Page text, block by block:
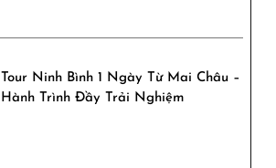
Tour Ninh Bình 1 Ngày Từ Mai Châu –
Hành Trình Đầy Trải Nghiệm